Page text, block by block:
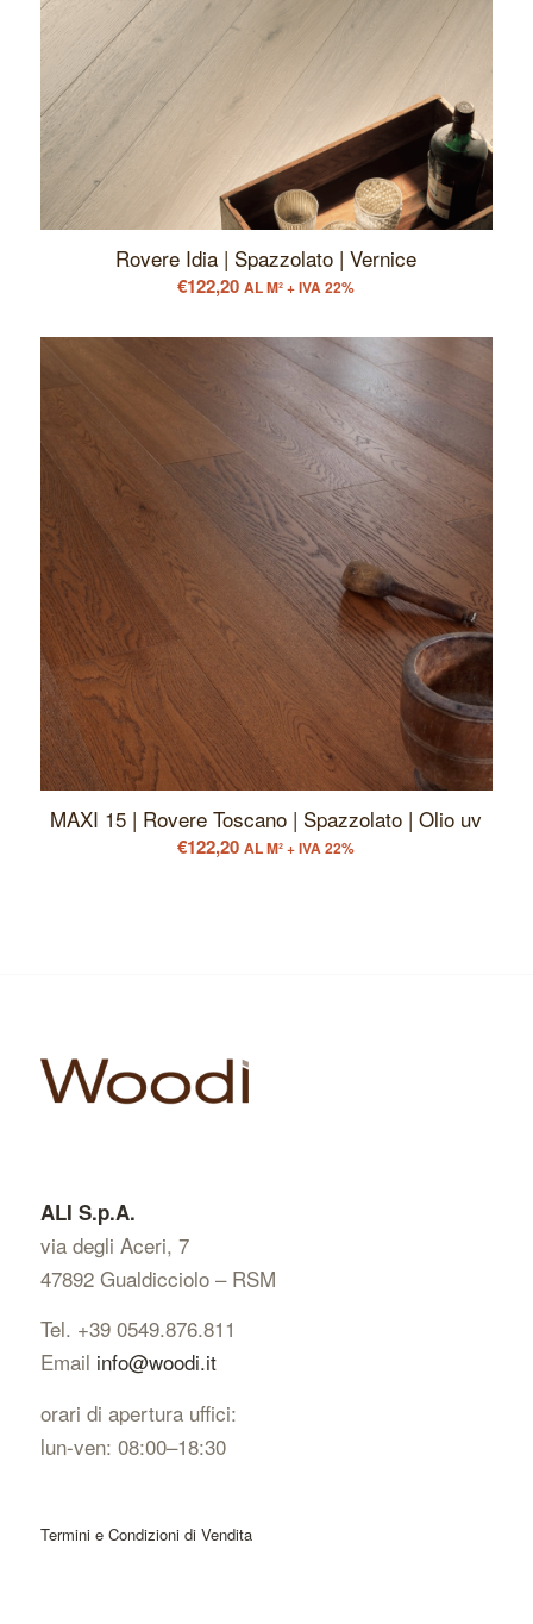
Rovere Idia | Spazzolato | Vernice
€122,20 AL M² + IVA 22%
MAXI 15 | Rovere Toscano | Spazzolato | Olio uv
€122,20 AL M² + IVA 22%
ALI S.p.A.
via degli Aceri, 7
47892 Gualdicciolo – RSM
Tel. +39 0549.876.811
Email info@woodi.it
orari di apertura uffici:
lun-ven: 08:00–18:30
Termini e Condizioni di Vendita